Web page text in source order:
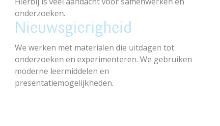
onderzoeken.
Nieuwsgierigheid
We werken met materialen die uitdagen tot
onderzoeken en experimenteren. We gebruiken
moderne leermiddelen en
presentatiemogelijkheden.